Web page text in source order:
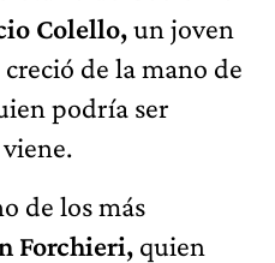
Colello,un joven
de la mano de
podría ser
de los más
Forchieri, quien